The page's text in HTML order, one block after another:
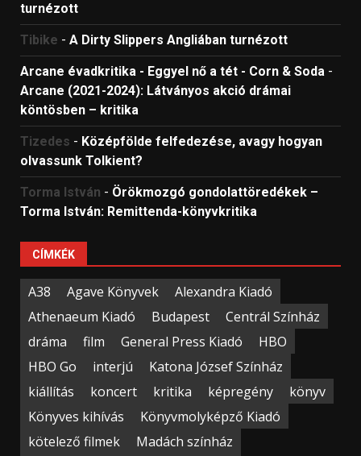
turnézott
Tibike - A Dirty Slippers Angliában turnézott
Arcane évadkritika - Eggyel nő a tét - Corn & Soda -
Arcane (2021-2024): Látványos akció drámai
köntösben – kritika
Tizedes - Középfölde felfedezése, avagy hogyan
olvassunk Tolkient?
Torma István - Örökmozgó gondolattöredékek –
Torma István: Remittenda-könyvkritika
CÍMKÉK
A38 Agave Könyvek
Alexandra Kiadó
Athenaeum Kiadó
Budapest
Centrál Színház
dráma
film General Press Kiadó
HBO
HBO Go
interjú
Katona József Színház
kiállítás
koncert kritika képregény
könyv
Könyves kihívás
Könyvmolyképző Kiadó
kötelező filmek
Madách színház